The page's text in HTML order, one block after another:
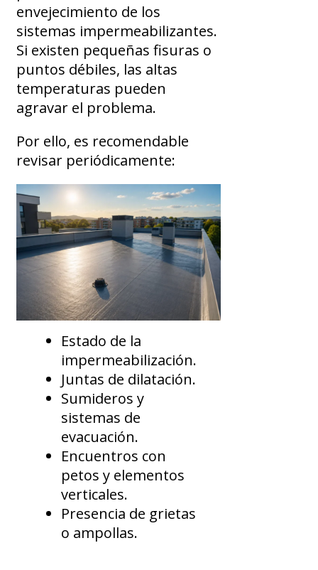
envejecimiento de los
sistemas impermeabilizantes.
Si existen pequeñas fisuras o
puntos débiles, las altas
temperaturas pueden
agravar el problema.
Por ello, es recomendable
revisar periódicamente:
Estado de la
impermeabilización.
Juntas de dilatación.
Sumideros y
sistemas de
evacuación.
Encuentros con
petos y elementos
verticales.
Presencia de grietas
o ampollas.